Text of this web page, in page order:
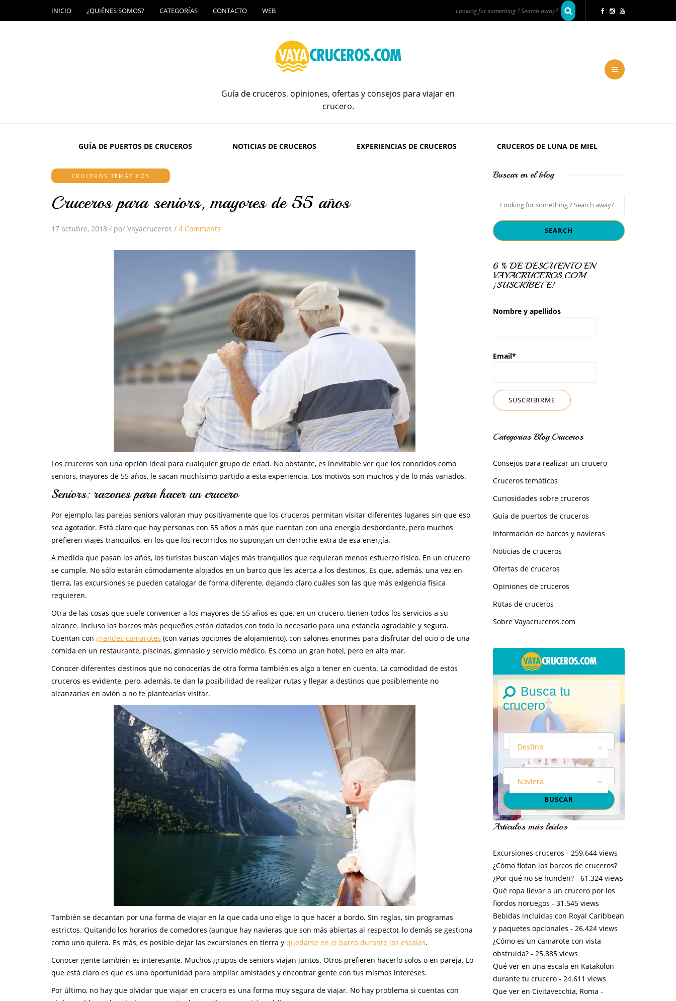
INICIO ¿QUIÉNES SOMOS? CATEGORÍAS CONTACTO WEB
Guía de cruceros, opiniones, ofertas y consejos para viajar en
crucero.
GUÍA DE PUERTOS DE CRUCEROS NOTICIAS DE CRUCEROS EXPERIENCIAS DE CRUCEROS CRUCEROS DE LUNA DE MIEL
CRUCEROS TEMÁTICOS
Cruceros para seniors, mayores de 55 años
17 octubre, 2018 / por Vayacruceros / 4 Comments
Los cruceros son una opción ideal para cualquier grupo de edad. No obstante, es inevitable ver que los conocidos como
seniors, mayores de 55 años, le sacan muchísimo partido a esta experiencia. Los motivos son muchos y de lo más variados.
Seniors: razones para hacer un crucero
Por ejemplo, las parejas seniors valoran muy positivamente que los cruceros permitan visitar diferentes lugares sin que eso
sea agotador. Está claro que hay personas con 55 años o más que cuentan con una energía desbordante, pero muchos
prefieren viajes tranquilos, en los que los recorridos no supongan un derroche extra de esa energía.
A medida que pasan los años, los turistas buscan viajes más tranquilos que requieran menos esfuerzo físico. En un crucero
se cumple. No sólo estarán cómodamente alojados en un barco que les acerca a los destinos. Es que, además, una vez en
tierra, las excursiones se pueden catalogar de forma diferente, dejando claro cuáles son las que más exigencia física
requieren.
Otra de las cosas que suele convencer a los mayores de 55 años es que, en un crucero, tienen todos los servicios a su
alcance. Incluso los barcos más pequeños están dotados con todo lo necesario para una estancia agradable y segura.
Cuentan con grandes camarotes (con varias opciones de alojamiento), con salones enormes para disfrutar del ocio o de una
comida en un restaurante, piscinas, gimnasio y servicio médico. Es como un gran hotel, pero en alta mar.
Conocer diferentes destinos que no conocerías de otra forma también es algo a tener en cuenta. La comodidad de estos
cruceros es evidente, pero, además, te dan la posibilidad de realizar rutas y llegar a destinos que posiblemente no
alcanzarías en avión o no te plantearías visitar.
También se decantan por una forma de viajar en la que cada uno elige lo que hacer a bordo. Sin reglas, sin programas
estrictos. Quitando los horarios de comedores (aunque hay navieras que son más abiertas al respecto), lo demás se gestiona
como uno quiera. Es más, es posible dejar las excursiones en tierra y quedarse en el barco durante las escalas.
Conocer gente también es interesante. Muchos grupos de seniors viajan juntos. Otros prefieren hacerlo solos o en pareja. Lo
que está claro es que es una oportunidad para ampliar amistades y encontrar gente con tus mismos intereses.
Por último, no hay que olvidar que viajar en crucero es una forma muy segura de viajar. No hay problema si cuentas con
Buscar en el blog
6 % DE DESCUENTO EN
VAYACRUCEROS.COM
¡SUSCRÍBETE!
Nombre y apellidos
Email*
Categorías Blog Cruceros
Consejos para realizar un crucero
Cruceros temáticos
Curiosidades sobre cruceros
Guía de puertos de cruceros
Información de barcos y navieras
Noticias de cruceros
Ofertas de cruceros
Opiniones de cruceros
Rutas de cruceros
Sobre Vayacruceros.com
Busca tu
crucero
Destino
Naviera
Artículos más leídos
Excursiones cruceros - 259.644 views
¿Cómo flotan los barcos de cruceros?
¿Por qué no se hunden?- 61.324 views
Qué ropa llevar a un crucero por los
fiordos noruegos - 31.545 views
Bebidas incluidas con Royal Caribbean
y paquetes opcionales - 26.424 views
¿Cómo es un camarote con vista
obstruida?- 25.885 views
Qué ver en una escala en Katakolon
durante tu crucero- 24.611 views
Que ver en Civitavecchia, Roma -